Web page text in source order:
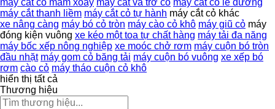
máy cắt thanh liềm máy cắt cỏ tự hành máy cắt cỏ khác
xe nâng càng máy bó cỏ tròn máy cào cỏ khô máy giũ cỏ máy
đóng kiện vuông xe kéo một toa tự chất hàng máy tải đa năng
máy bốc xếp nông nghiệp xe moóc chở rơm máy cuộn bó tròn
đầu nhặt máy gom cỏ băng tải máy cuộn bó vuông xe xếp bó
rơm cào cỏ máy tháo cuộn cỏ khô
hiển thị tất cả
Thương hiệu